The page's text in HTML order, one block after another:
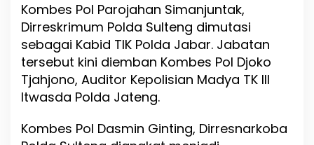
Kombes Pol Parojahan Simanjuntak,
Dirreskrimum Polda Sulteng dimutasi
sebagai Kabid TIK Polda Jabar. Jabatan
tersebut kini diemban Kombes Pol Djoko
Tjahjono, Auditor Kepolisian Madya TK III
Itwasda Polda Jateng.
Kombes Pol Dasmin Ginting, Dirresnarkoba